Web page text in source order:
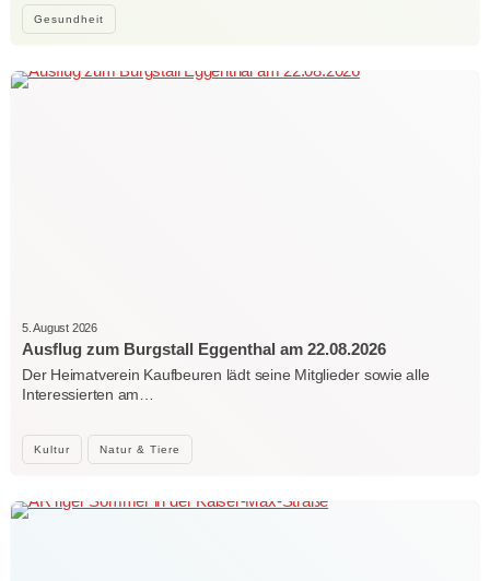
Gesundheit
Kultur Natur & Tiere
5. August 2026
Ausflug zum Burgstall Eggenthal am 22.08.2026
Der Heimatverein Kaufbeuren lädt seine Mitglieder sowie alle
Interessierten am…